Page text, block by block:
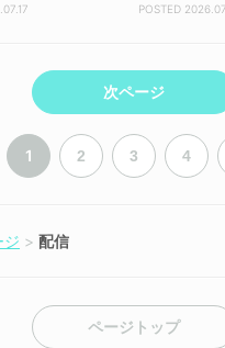
次ページ
1 2 3 4
ジ 配信
ページトップ